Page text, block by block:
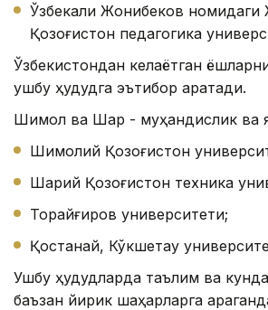
Ўзбекали Жонибеков номидаги
Қозоғистон педагогика
Ўзбекистондан келаётган
ушбу ҳудудга эътибор қаратади.
Шимол ва Шарқ - муҳандислик ва
Шимолий Қозоғистон
Шарқий Қозоғистон техника
Торайғиров университети;
Қостанай, Кўкшетау
Ушбу ҳудудларда таълим ва
баъзан йирик шаҳарларга